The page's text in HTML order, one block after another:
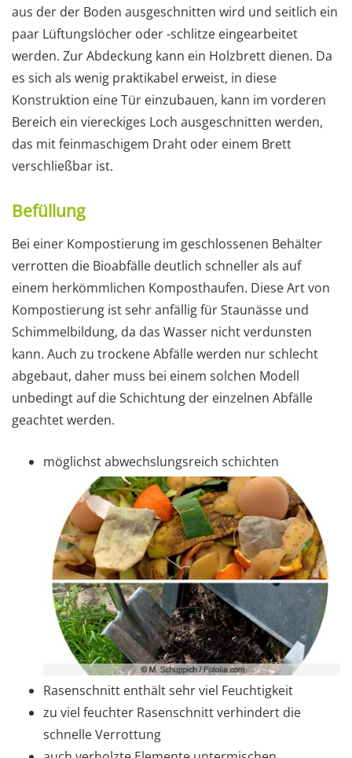
aus der der Boden ausgeschnitten wird und seitlich ein
paar Lüftungslöcher oder -schlitze eingearbeitet
werden. Zur Abdeckung kann ein Holzbrett dienen. Da
es sich als wenig praktikabel erweist, in diese
Konstruktion eine Tür einzubauen, kann im vorderen
Bereich ein viereckiges Loch ausgeschnitten werden,
das mit feinmaschigem Draht oder einem Brett
verschließbar ist.
Befüllung
Bei einer Kompostierung im geschlossenen Behälter
verrotten die Bioabfälle deutlich schneller als auf
einem herkömmlichen Komposthaufen. Diese Art von
Kompostierung ist sehr anfällig für Staunässe und
Schimmelbildung, da das Wasser nicht verdunsten
kann. Auch zu trockene Abfälle werden nur schlecht
abgebaut, daher muss bei einem solchen Modell
unbedingt auf die Schichtung der einzelnen Abfälle
geachtet werden.
möglichst abwechslungsreich schichten
Rasenschnitt enthält sehr viel Feuchtigkeit
zu viel feuchter Rasenschnitt verhindert die
schnelle Verrottung